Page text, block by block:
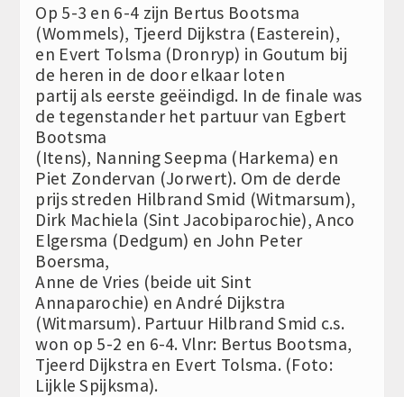
Op 5-3 en 6-4 zijn Bertus Bootsma
(Wommels), Tjeerd Dijkstra (Easterein),
en Evert Tolsma (Dronryp) in Goutum bij
de heren in de door elkaar loten
partij als eerste geëindigd. In de finale was
de tegenstander het partuur van Egbert
Bootsma
(Itens), Nanning Seepma (Harkema) en
Piet Zondervan (Jorwert). Om de derde
prijs streden Hilbrand Smid (Witmarsum),
Dirk Machiela (Sint Jacobiparochie), Anco
Elgersma (Dedgum) en John Peter
Boersma,
Anne de Vries (beide uit Sint
Annaparochie) en André Dijkstra
(Witmarsum). Partuur Hilbrand Smid c.s.
won op 5-2 en 6-4. Vlnr: Bertus Bootsma,
Tjeerd Dijkstra en Evert Tolsma. (Foto:
Lijkle Spijksma).